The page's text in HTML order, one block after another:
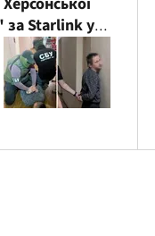
за Starlink у